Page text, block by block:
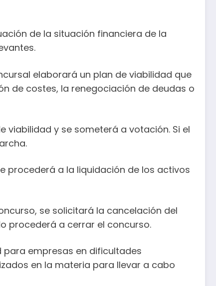
de la situación financiera de la
elaborará un plan de viabilidad que
de costes, la renegociación de deudas o
viabilidad y se someterá a votación. Si el
procederá a la liquidación de los activos
se solicitará la cancelación del
procederá a cerrar el concurso.
empresas en dificultades
en la materia para llevar a cabo